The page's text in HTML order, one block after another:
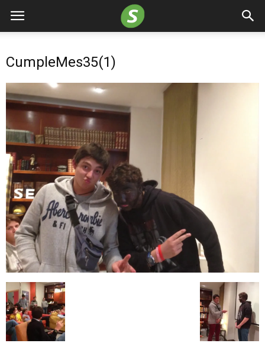
CumpleMes35(1)